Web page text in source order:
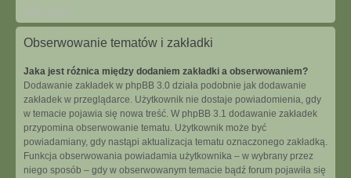
Obserwowanie tematów i zakładki
Jaka jest różnica między dodaniem zakładki a obserwowaniem?
Dodawanie zakładek w phpBB 3.0 działa podobnie jak dodawanie
zakładek w przeglądarce. Użytkownik nie dostaje powiadomienia, gdy
w temacie pojawia się nowa treść. W phpBB 3.1 dodawanie zakładek
przypomina obserwowanie tematu. Użytkownik może być
powiadamiany, gdy nastąpi aktualizacja tematu oznaczonego zakładką.
Funkcja obserwowania powiadamia użytkownika – w wybrany przez
niego sposób – gdy w obserwowanym temacie bądź forum pojawiła się